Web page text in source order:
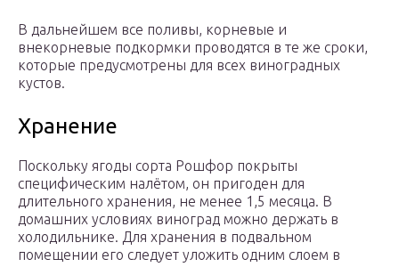
В дальнейшем все поливы, корневые и
внекорневые подкормки проводятся в те же сроки,
которые предусмотрены для всех виноградных
кустов.
Хранение
Поскольку ягоды сорта Рошфор покрыты
специфическим налётом, он пригоден для
длительного хранения, не менее 1,5 месяца. В
домашних условиях виноград можно держать в
холодильнике. Для хранения в подвальном
помещении его следует уложить одним слоем в